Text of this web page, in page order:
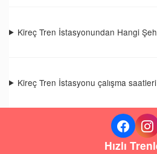
Kireç Tren İstasyonundan Hangi
Kireç Tren İstasyonu çalışma saatleri
Hızlı